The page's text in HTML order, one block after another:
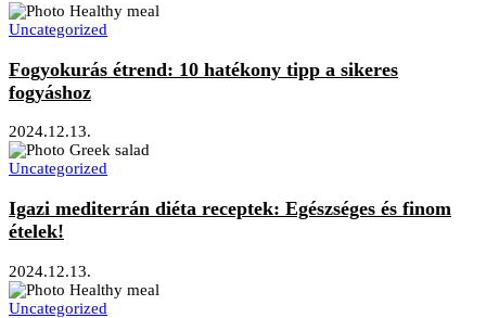
Uncategorized
Fogyokurás étrend: 10 hatékony tipp a sikeres
fogyáshoz
2024.12.13.
Uncategorized
Igazi mediterrán diéta receptek: Egészséges és finom
ételek!
2024.12.13.
Uncategorized